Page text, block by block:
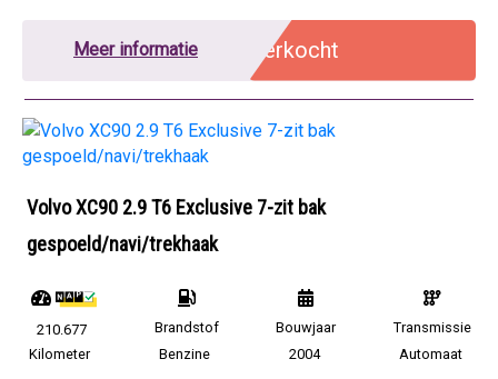
Meer informatie Verkocht
Volvo XC90 2.9 T6 Exclusive 7-zit bak
gespoeld/navi/trekhaak
210.677
Kilometer
Brandstof
Benzine
Bouwjaar
2004
Transmissie
Automaat